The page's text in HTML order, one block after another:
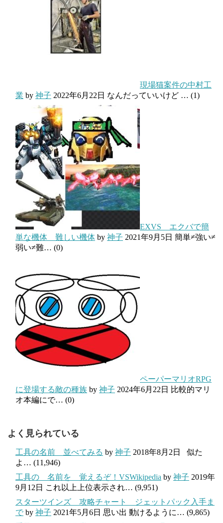
現場猫案件の中村工
業 by 神子 2022年6月22日 なんだっていいけど … (1)
EXVS エクバで簡
単な機体 難しい機体 by 神子 2021年9月5日 簡単≠強い≠
弱い≠難… (0)
ペーパーマリオRPG
に登場する敵の種族 by 神子 2024年6月22日 比較的マリ
オ本編にで… (0)
よく見られている
工具の名前 並べてみる by 神子 2018年8月2日
似た
よ… (11,946)
工具の 名前を 覚えるぞ！VSWikipedia by 神子 2019年
9月12日 これ以上上位表示され… (9,951)
スターツインズ 攻略チャート ジェットパック入手ま
で by 神子 2021年5月6日 思い出 動けるように… (9,865)